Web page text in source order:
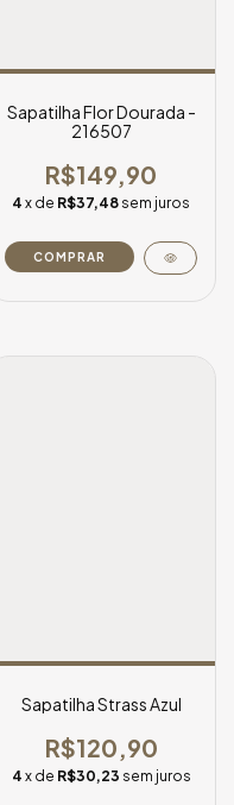
Sapatilha Flor Dourada -
216507
R$149,90
4 x de R$37,48 sem juros
COMPRAR
Sapatilha Strass Azul
R$120,90
4 x de R$30,23 sem juros